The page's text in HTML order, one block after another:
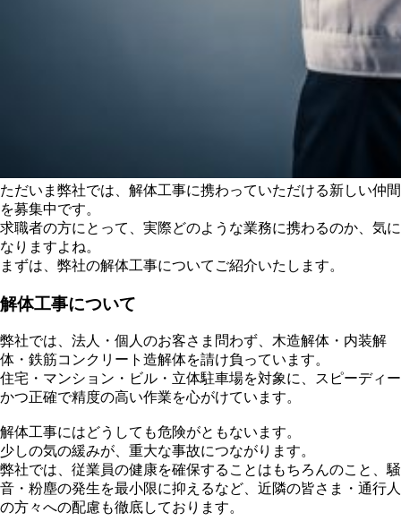
ただいま弊社では、解体工事に携わっていただける新しい仲間
を募集中です。
求職者の方にとって、実際どのような業務に携わるのか、気に
なりますよね。
まずは、弊社の解体工事についてご紹介いたします。
解体工事について
弊社では、法人・個人のお客さま問わず、木造解体・内装解
体・鉄筋コンクリート造解体を請け負っています。
住宅・マンション・ビル・立体駐車場を対象に、スピーディー
かつ正確で精度の高い作業を心がけています。
解体工事にはどうしても危険がともないます。
少しの気の緩みが、重大な事故につながります。
弊社では、従業員の健康を確保することはもちろんのこと、騒
音・粉塵の発生を最小限に抑えるなど、近隣の皆さま・通行人
の方々への配慮も徹底しております。